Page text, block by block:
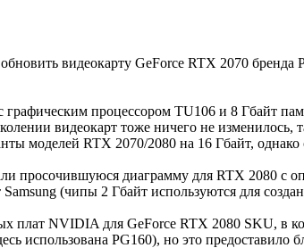
видеокарту GeForce RTX 2070
графическим процессором TU106 и 8 Гбайт
видеокарт тоже ничего не изменилось,
моделей RTX 2070/2080 на 16 Гбайт, однако
просочившуюся диаграмму для RTX 2080 с
(чипы 2 Гбайт используются для
плат NVIDIA для GeForce RTX 2080 SKU, в
использована PG160), но это предоставило